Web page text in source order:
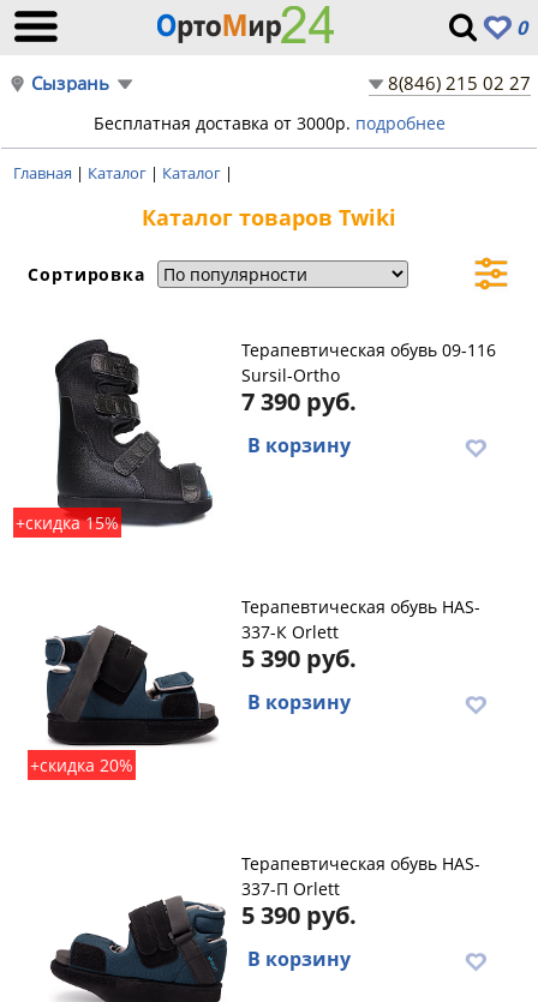
0
Сызрань 8(846) 215 02 27
Бесплатная доставка от 3000р. подробнее
Главная | Каталог | Каталог |
Каталог товаров Twiki
Сортировка
+скидка 15%
Терапевтическая обувь 09-116
Sursil-Ortho
7 390 руб.
В корзину
+скидка 20%
Терапевтическая обувь HAS-
337-К Orlett
5 390 руб.
В корзину
Терапевтическая обувь HAS-
337-П Orlett
5 390 руб.
В корзину